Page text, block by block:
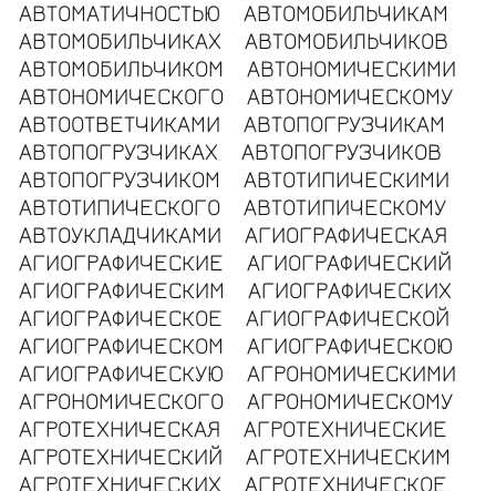
АВТОМАТИЧНОСТЬЮ
АВТОМОБИЛЬЧИКАМ
АВТОМОБИЛЬЧИКАХ
АВТОМОБИЛЬЧИКОВ
АВТОМОБИЛЬЧИКОМ
АВТОНОМИЧЕСКИМИ
АВТОНОМИЧЕСКОГО
АВТОНОМИЧЕСКОМУ
АВТООТВЕТЧИКАМИ
АВТОПОГРУЗЧИКАМ
АВТОПОГРУЗЧИКАХ
АВТОПОГРУЗЧИКОВ
АВТОПОГРУЗЧИКОМ
АВТОТИПИЧЕСКИМИ
АВТОТИПИЧЕСКОГО
АВТОТИПИЧЕСКОМУ
АВТОУКЛАДЧИКАМИ
АГИОГРАФИЧЕСКАЯ
АГИОГРАФИЧЕСКИЕ
АГИОГРАФИЧЕСКИЙ
АГИОГРАФИЧЕСКИМ
АГИОГРАФИЧЕСКИХ
АГИОГРАФИЧЕСКОЕ
АГИОГРАФИЧЕСКОЙ
АГИОГРАФИЧЕСКОМ
АГИОГРАФИЧЕСКОЮ
АГИОГРАФИЧЕСКУЮ
АГРОНОМИЧЕСКИМИ
АГРОНОМИЧЕСКОГО
АГРОНОМИЧЕСКОМУ
АГРОТЕХНИЧЕСКАЯ
АГРОТЕХНИЧЕСКИЕ
АГРОТЕХНИЧЕСКИЙ
АГРОТЕХНИЧЕСКИМ
АГРОТЕХНИЧЕСКИХ
АГРОТЕХНИЧЕСКОЕ